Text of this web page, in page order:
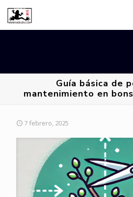
Guía básica de
mantenimiento en
7 febrero, 2025